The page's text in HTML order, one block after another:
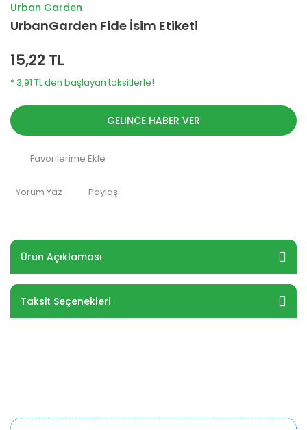
Urban Garden
UrbanGarden Fide İsim Etiketi
15,22 TL
* 3,91 TL den başlayan taksitlerle!
GELİNCE HABER VER
Yorum Yaz Paylaş
Ürün Açıklaması
Taksit Seçenekleri